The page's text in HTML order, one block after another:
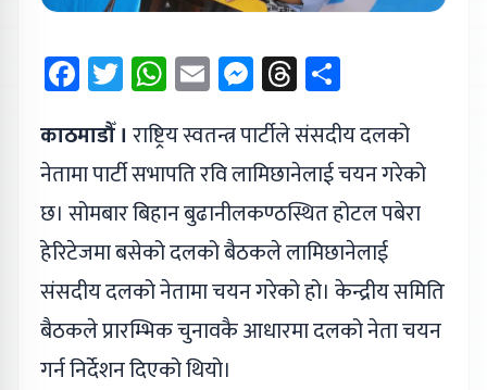
Facebook
Twitter
WhatsApp
EmailMessenger
Threads
काठमाडौँ । राष्ट्रिय स्वतन्त्र पार्टीले संसदीय दलको
नेतामा पार्टी सभापति रवि लामिछानेलाई चयन गरेको
छ। सोमबार बिहान बुढानीलकण्ठस्थित होटल पबेरा
हेरिटेजमा बसेको दलको बैठकले लामिछानेलाई
संसदीय दलको नेतामा चयन गरेको हो। केन्द्रीय समिति
बैठकले प्रारम्भिक चुनावकै आधारमा दलको नेता चयन
गर्न निर्देशन दिएको थियो।